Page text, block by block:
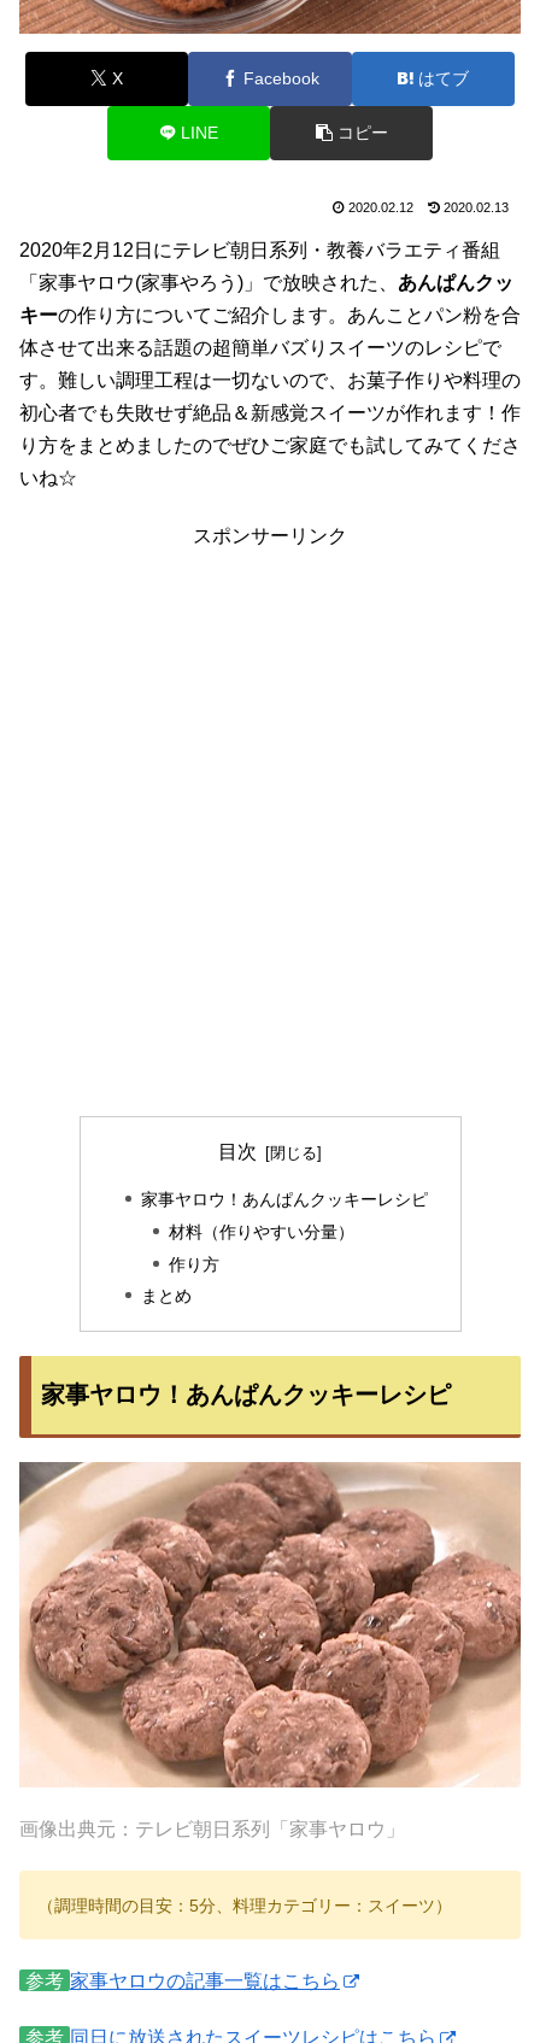
X Facebook はてブ
LINE コピー
2020.02.12 2020.02.13
2020年2月12日にテレビ朝日系列・教養バラエティ番組
「家事ヤロウ(家事やろう)」で放映された、 あんぱんクッ
キーの作り方についてご紹介します。あんことパン粉を合
体させて出来る話題の超簡単バズりスイーツのレシピで
す。難しい調理工程は一切ないので、お菓子作りや料理の
初心者でも失敗せず絶品＆新感覚スイーツが作れます！作
り方をまとめましたのでぜひご家庭でも試してみてくださ
いね☆
スポンサーリンク
目次
家事ヤロウ！あんぱんクッキーレシピ
材料（作りやすい分量）
作り方
まとめ
家事ヤロウ！あんぱんクッキーレシピ
画像出典元：テレビ朝日系列「家事ヤロウ」
（調理時間の目安：5分、料理カテゴリー：スイーツ）
参考 家事ヤロウの記事一覧はこちら
参考 同日に放送されたスイーツレシピはこちら